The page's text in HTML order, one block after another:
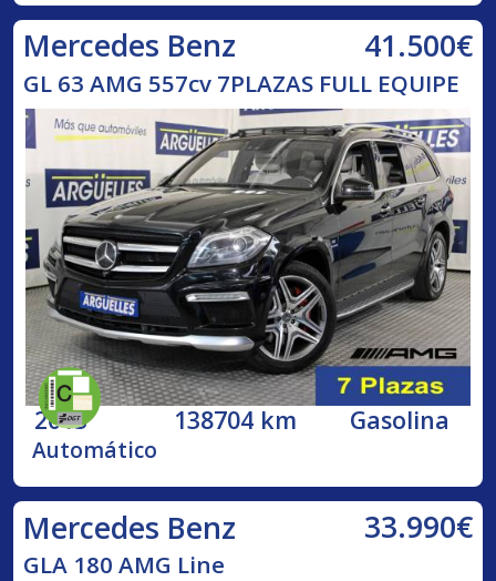
Mercedes Benz 41.500€
GL 63 AMG 557cv 7PLAZAS FULL EQUIPE
2013 138704 km Gasolina
Automático
Mercedes Benz 33.990€
GLA 180 AMG Line